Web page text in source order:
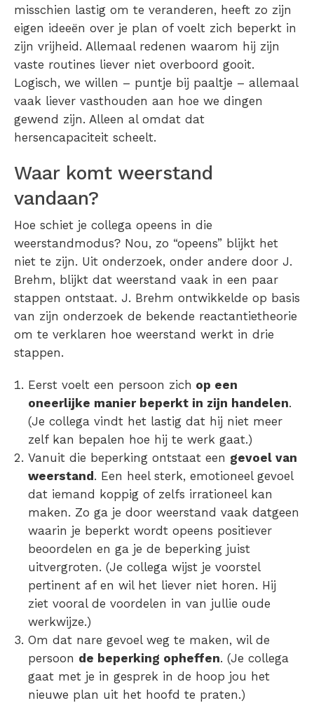
misschien lastig om te veranderen, heeft zo zijn
eigen ideeën over je plan of voelt zich beperkt in
zijn vrijheid. Allemaal redenen waarom hij zijn
vaste routines liever niet overboord gooit.
Logisch, we willen – puntje bij paaltje – allemaal
vaak liever vasthouden aan hoe we dingen
gewend zijn. Alleen al omdat dat
hersencapaciteit scheelt.
Waar komt weerstand
vandaan?
Hoe schiet je collega opeens in die
weerstandmodus? Nou, zo “opeens” blijkt het
niet te zijn. Uit onderzoek, onder andere door J.
Brehm, blijkt dat weerstand vaak in een paar
stappen ontstaat. J. Brehm ontwikkelde op basis
van zijn onderzoek de bekende reactantietheorie
om te verklaren hoe weerstand werkt in drie
stappen.
Eerst voelt een persoon zich op een
oneerlijke manier beperkt in zijn handelen.
(Je collega vindt het lastig dat hij niet meer
zelf kan bepalen hoe hij te werk gaat.)
Vanuit die beperking ontstaat een gevoel van
weerstand . Een heel sterk, emotioneel gevoel
dat iemand koppig of zelfs irrationeel kan
maken. Zo ga je door weerstand vaak datgeen
waarin je beperkt wordt opeens positiever
beoordelen en ga je de beperking juist
uitvergroten. (Je collega wijst je voorstel
pertinent af en wil het liever niet horen. Hij
ziet vooral de voordelen in van jullie oude
werkwijze.)
Om dat nare gevoel weg te maken, wil de
persoon de beperking opheffen. (Je collega
gaat met je in gesprek in de hoop jou het
nieuwe plan uit het hoofd te praten.)